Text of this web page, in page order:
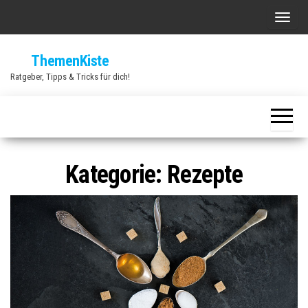
S
t
e
v
g
a
ThemenKiste
Ratgeber, Tipps & Tricks für dich!
Kategorie: Rezepte